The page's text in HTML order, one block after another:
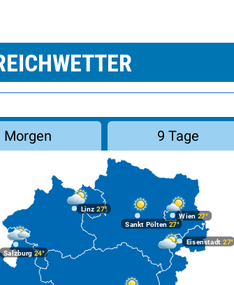
Morgen 9 Tage
Linz 27°
Salzburg24°
Wien 27°
Eisenstadt 27°
Sankt Pölten 27°